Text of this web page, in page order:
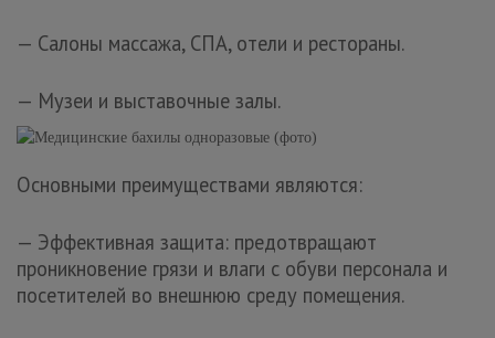
— Салоны массажа, СПА, отели и рестораны.
— Музеи и выставочные залы.
Основными преимуществами являются:
— Эффективная защита: предотвращают
проникновение грязи и влаги с обуви персонала и
посетителей во внешнюю среду помещения.